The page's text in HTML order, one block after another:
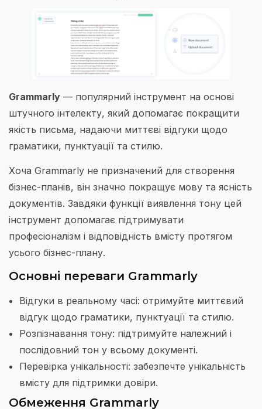
Grammarly — популярний інструмент на основі
штучного інтелекту, який допомагає покращити
якість письма, надаючи миттєві відгуки щодо
граматики, пунктуації та стилю.
Хоча Grammarly не призначений для створення
бізнес-планів, він значно покращує мову та ясність
документів. Завдяки функції виявлення тону цей
інструмент допомагає підтримувати
професіоналізм і відповідність вмісту протягом
усього бізнес-плану.
Основні переваги Grammarly
Відгуки в реальному часі: отримуйте миттєвий
відгук щодо граматики, пунктуації та стилю.
Розпізнавання тону: підтримуйте належний і
послідовний тон у всьому документі.
Перевірка унікальності: забезпечте унікальність
вмісту для підтримки довіри.
Обмеження Grammarly